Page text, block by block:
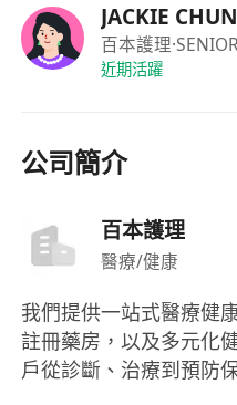
JACKIE
百本護理
近期活躍
公司簡介
百本護理
醫療/健康
我們提供一站式醫療健
註冊藥房，以及多元化
戶從診斷、治療到預防